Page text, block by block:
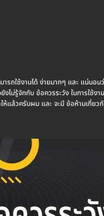
รถใช้งานได้ ง่ายมากๆ และ แน่นอ
ไม่รู้จักกับ ข้อควรระวัง ในการใช้ง
ล้วครับผม และ จะมี ข้อห้ามเกี่ยวกั